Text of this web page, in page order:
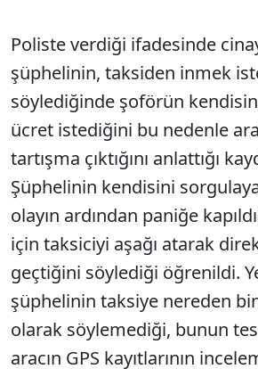
Poliste verdiği ifadesinde
şüphelinin, taksiden inmek
söylediğinde şoförün
ücret istediğini bu nedenle
tartışma çıktığını anlattığı
Şüphelinin kendisini
olayın ardından paniğe
için taksiciyi aşağı atarak
geçtiğini söylediği öğrenildi.
şüphelinin taksiye nereden
olarak söylemediği, bunun
aracın GPS kayıtlarının